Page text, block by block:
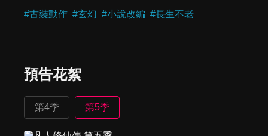
#古裝動作 #玄幻 #小說改編 #長生不老
預告花絮
第4季 第5季